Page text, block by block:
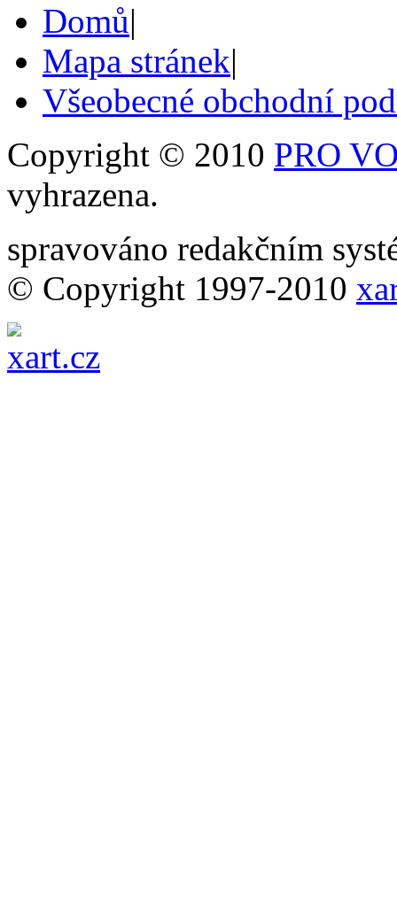
Domů|
Mapa stránek|
Všeobecné obchodní
Copyright © 2010 PRO
vyhrazena.
spravováno redakčním
© Copyright 1997-2010